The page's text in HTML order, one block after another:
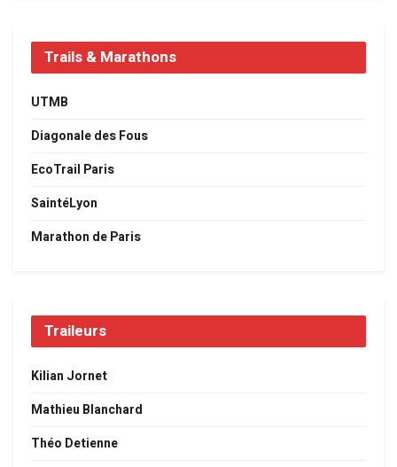
Trails & Marathons
UTMB
Diagonale des Fous
EcoTrail Paris
SaintéLyon
Marathon de Paris
Traileurs
Kilian Jornet
Mathieu Blanchard
Théo Detienne